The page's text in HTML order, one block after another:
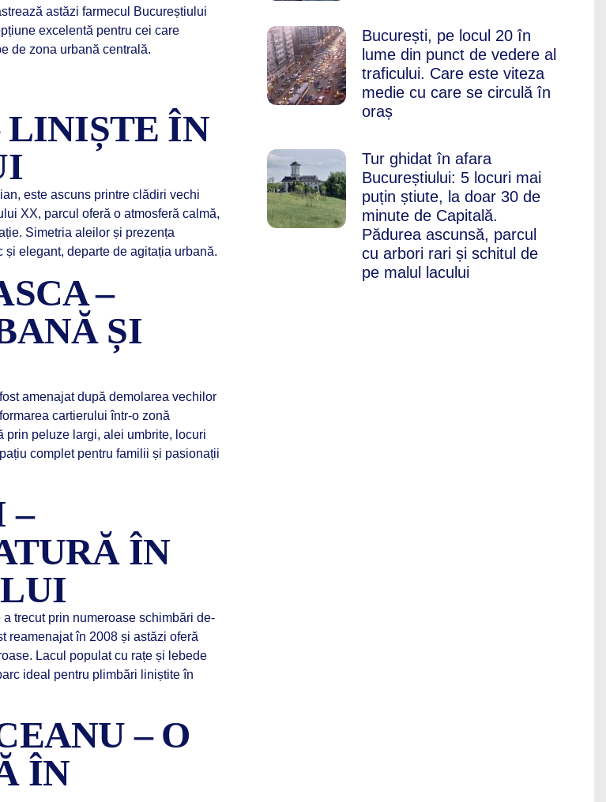
astăzi farmecul Bucureștiului
excelentă pentru cei care
de zona urbană centrală.
ÎN
este ascuns printre clădiri vechi
XX, parcul oferă o atmosferă calmă,
Simetria aleilor și prezența
elegant, departe de agitația urbană.
–
ȘI
amenajat după demolarea vechilor
cartierului într-o zonă
prin peluze largi, alei umbrite, locuri
complet pentru familii și pasionații
–
ÎN
a trecut prin numeroase schimbări de-
reamenajat în 2008 și astăzi oferă
Lacul populat cu rațe și lebede
ideal pentru plimbări liniștite în
– O
ÎN
București, pe locul 20 în
lume din punct de vedere al
traficului. Care este viteza
medie cu care se circulă în
oraș
Tur ghidat în afara
Bucureștiului: 5 locuri mai
puțin știute, la doar 30 de
minute de Capitală.
Pădurea ascunsă, parcul
cu arbori rari și schitul de
pe malul lacului